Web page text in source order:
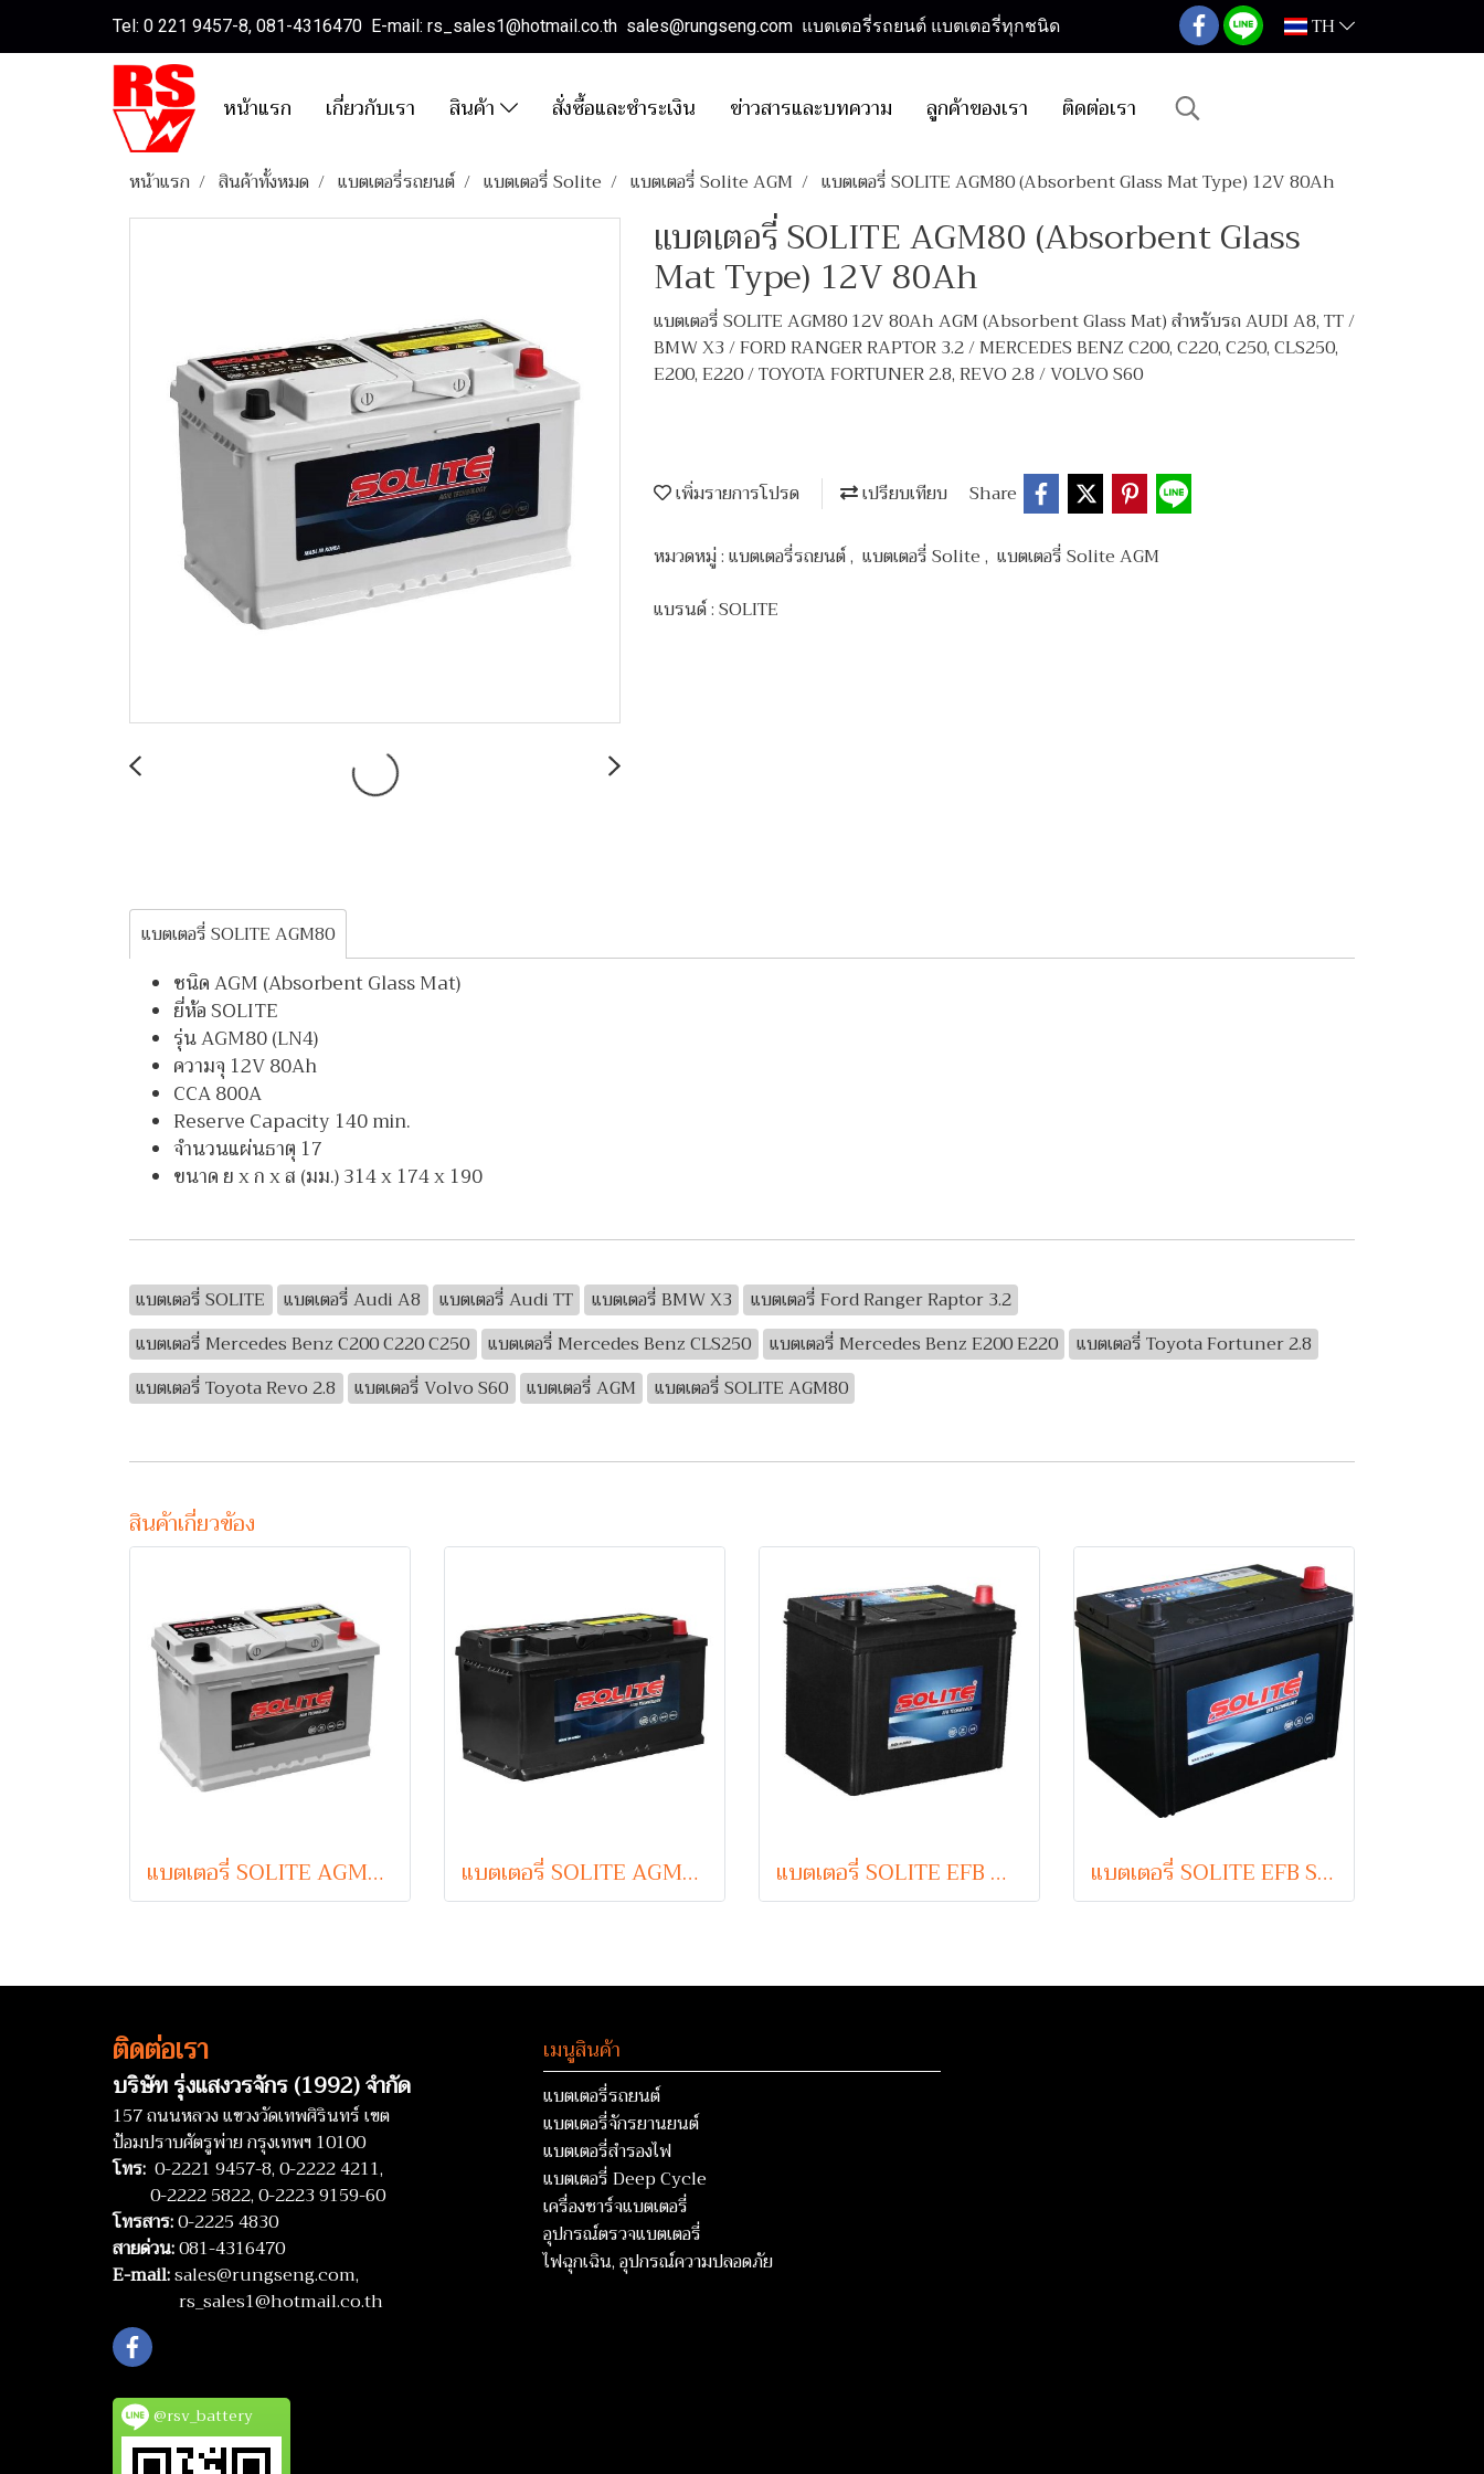
Tel: 0 221 9457-8, 081-4316470 E-mail: rs_sales1@hotmail.co.th sales@rungseng.com แบตเตอรี่รถยนต์ แบตเตอรี่ทุกชนิด TH
หน้าแรก เกี่ยวกับเรา สินค้า สั่งซื้อและชำระเงิน ข่าวสารและบทความ ลูกค้าของเรา ติดต่อเรา
หน้าแรก สินค้าทั้งหมด แบตเตอรี่รถยนต์ แบตเตอรี่ Solite แบตเตอรี่ Solite AGM แบตเตอรี่ SOLITE AGM80 (Absorbent Glass Mat Type) 12V 80Ah
แบตเตอรี่ SOLITE AGM80 (Absorbent Glass
Mat Type) 12V 80Ah
แบตเตอรี่ SOLITE AGM80 12V 80Ah AGM (Absorbent Glass Mat) สำหรับรถ AUDI A8, TT /
BMW X3 / FORD RANGER RAPTOR 3.2 / MERCEDES BENZ C200, C220, C250, CLS250,
E200, E220 / TOYOTA FORTUNER 2.8, REVO 2.8 / VOLVO S60
เพิ่มรายการโปรด เปรียบเทียบ Share
หมวดหมู่ :แบตเตอรี่รถยนต์, แบตเตอรี่ Solite, แบตเตอรี่ Solite AGM
แบรนด์ :SOLITE
แบตเตอรี่ SOLITE AGM80
ชนิด AGM (Absorbent Glass Mat)
ยี่ห้อ SOLITE
รุ่น AGM80 (LN4)
ความจุ 12V 80Ah
CCA 800A
Reserve Capacity 140 min.
จำนวนแผ่นธาตุ 17
ขนาด ย x ก x ส (มม.) 314 x 174 x 190
แบตเตอรี่ SOLITE แบตเตอรี่ Audi A8 แบตเตอรี่ Audi TT แบตเตอรี่ BMW X3
แบตเตอรี่ Ford Ranger Raptor 3.2
แบตเตอรี่ Mercedes Benz C200 C220 C250
แบตเตอรี่ Mercedes Benz CLS250 แบตเตอรี่ Mercedes Benz E200 E220
แบตเตอรี่ Toyota Fortuner 2.8
แบตเตอรี่ Toyota Revo 2.8
แบตเตอรี่ Volvo S60 แบตเตอรี่ AGM แบตเตอรี่ SOLITE AGM80
สินค้าเกี่ยวข้อง
แบตเตอรี่ SOLITE AGM70 (AGM-Absorbent Glass Mat Type) 12V 70Ah แบตเตอรี่ SOLITE AGM95 (Absorbent Glass Mat Type) 12V 95Ah แบตเตอรี่ SOLITE EFB Q85 (EFB-Enhanced Flooded Battery Type) 12V 60Ah แบตเตอรี่ SOLITE EFB S95 (EFB-Enhanced Flooded Battery Type) 12V 70Ah
ติดต่อเรา
บริษัท รุ่งแสงวรจักร (1992) จำกัด
157 ถนนหลวง แขวงวัดเทพศิรินทร์ เขต
ป้อมปราบศัตรูพ่าย กรุงเทพฯ 10100
โทร: 0-2221 9457-8,0-2222 4211,
0-2222 5822,0-2223 9159-60
โทรสาร:0-2225 4830
สายด่วน:081-4316470
E-mail:sales@rungseng.com,
rs_sales1@hotmail.co.th
@rsv_battery
เมนูสินค้า
แบตเตอรี่รถยนต์
แบตเตอรี่จักรยานยนต์
แบตเตอรี่สำรองไฟ
แบตเตอรี่ Deep Cycle
เครื่องชาร์จแบตเตอรี่
อุปกรณ์ตรวจแบตเตอรี่
ไฟฉุกเฉิน, อุปกรณ์ความปลอดภัย